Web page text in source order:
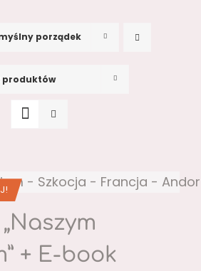
porządek
produktów
+ E-book